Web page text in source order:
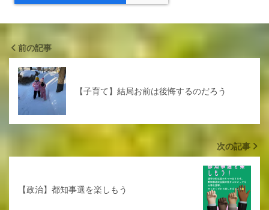
前の記事
【子育て】結局お前は後悔するのだろう
次の記事
【政治】都知事選を楽しもう